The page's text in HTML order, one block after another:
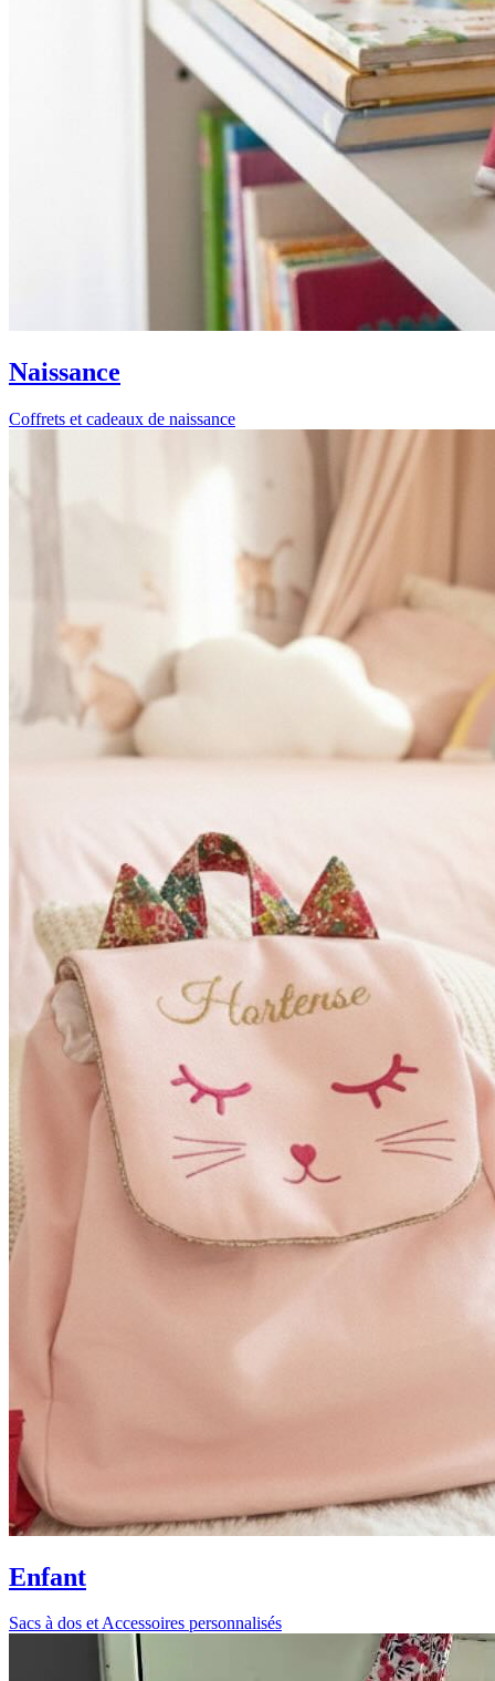
Naissance
Coffrets et cadeaux de naissance
Enfant
Sacs à dos et Accessoires personnalisés